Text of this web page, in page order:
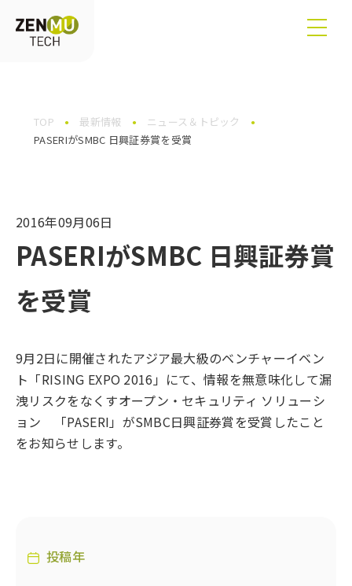
TOP 最新情報
ニュース＆トピック
PASERIがSMBC 日興証券賞を受賞
2016年09月06日
PASERIがSMBC 日興証券賞
を受賞
9月2日に開催されたアジア最大級のベンチャーイベン
ト「RISING EXPO 2016」にて、情報を無意味化して漏
洩リスクをなくすオープン・セキュリティ ソリューシ
ョン 「PASERI」がSMBC日興証券賞を受賞したこと
をお知らせします。
投稿年